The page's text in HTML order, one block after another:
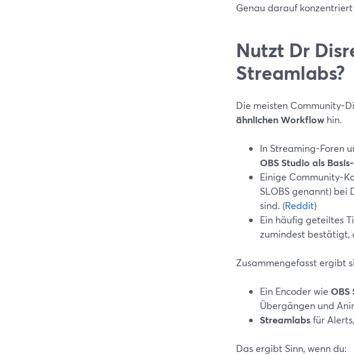
Genau darauf
Nutzt Dr
Streamlabs?
Die meisten Community-
ähnlichen Workflow hin.
In Streaming-Foren
OBS Studio als
Einige Community-
SLOBS genannt) bei
sind. (Reddit)
Ein häufig geteiltes
zumindest bestätigt,
Zusammengefasst ergibt
Ein Encoder wie OBS
Übergängen und
Streamlabsfür
Das ergibt Sinn, wenn du: